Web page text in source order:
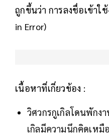
ถูกขึ้นว่า การลงชื่อเข้าใ
in Error)
เนื้อหาที่เกี่ยวข้อง :
วิศวกรกูเกิลโดนพักง
เกิลมีความนึกคิดเห